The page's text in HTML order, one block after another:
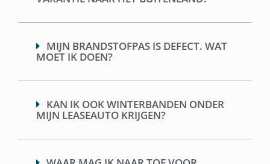
MIJN BRANDSTOFPAS IS DEFECT. WAT
MOET IK DOEN?
KAN IK OOK WINTERBANDEN ONDER
MIJN LEASEAUTO KRIJGEN?